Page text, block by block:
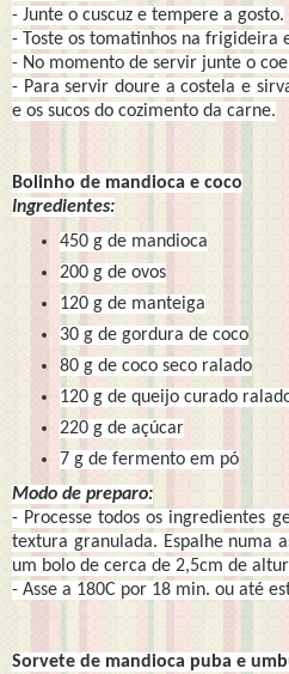
- Junte o cuscuz e tempere a gosto.
- Toste os tomatinhos na frigideira
- No momento de servir junte o
- Para servir doure a costela e
e os sucos do cozimento da carne.
Bolinho de mandioca e coco
Ingredientes:
450 g de mandioca
200 g de ovos
120 g de manteiga
30 g de gordura de coco
80 g de coco seco ralado
120 g de queijo curado
220 g de açúcar
7 g de fermento em pó
Modo de preparo:
- Processe todos os ingredientes
textura granulada. Espalhe numa
um bolo de cerca de 2,5cm de
- Asse a 180C por 18 min. ou até
Sorvete de mandioca puba e